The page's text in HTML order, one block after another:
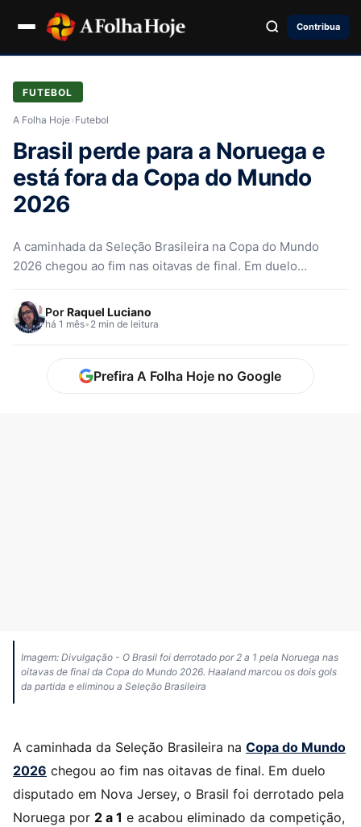
Contribua
FUTEBOL
A Folha Hoje› Futebol
Brasil perde para a Noruega e
está fora da Copa do Mundo
2026
A caminhada da Seleção Brasileira na Copa do Mundo
2026 chegou ao fim nas oitavas de final. Em duelo
PorRaquel Luciano
há 1 mês• 2 min de leitura
Prefira A Folha Hoje no Google
Imagem: Divulgação - O Brasil foi derrotado por 2 a 1 pela Noruega nas
oitavas de final da Copa do Mundo 2026. Haaland marcou os dois gols
da partida e eliminou a Seleção Brasileira
A caminhada da Seleção Brasileira na Copa do Mundo
2026 chegou ao fim nas oitavas de final. Em duelo
disputado em Nova Jersey, o Brasil foi derrotado pela
Noruega por 2 a 1 e acabou eliminado da competição,